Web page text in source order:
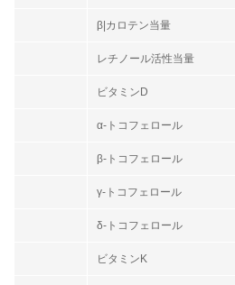
β|カロテン当量
レチノール活性当量
ビタミンD
α-トコフェロール
β-トコフェロール
γ-トコフェロール
δ-トコフェロール
ビタミンK